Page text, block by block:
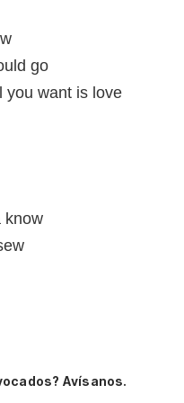
go
you want is love
know
Avísanos.